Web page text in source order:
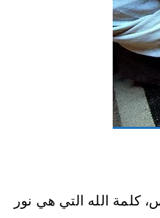
كلمة الله التي هي نور